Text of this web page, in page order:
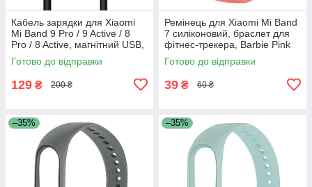
Кабель зарядки для Xiaomi
Mi Band 9 Pro / 9 Active / 8
Pro / 8 Active, магнітний USB,
чорний
Готово до відправки
129 ₴ 200 ₴
Ремінець для Xiaomi Mi Band
7 силіконовий, браслет для
фітнес-трекера, Barbie Pink
(15)
Готово до відправки
39 ₴ 60 ₴
–35% –35%